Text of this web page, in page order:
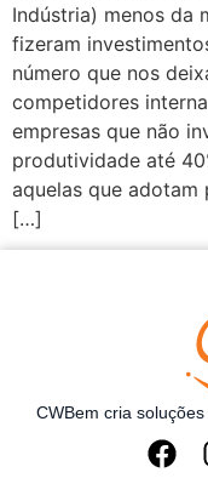
Indústria) menos da
fizeram
número que nos
competidores
empresas que não
produtividade até
aquelas que adotam
[…]
CWBem cria